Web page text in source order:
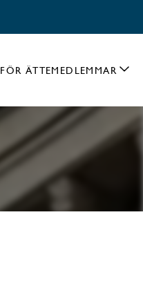
FÖR ÄTTEMEDLEMMAR